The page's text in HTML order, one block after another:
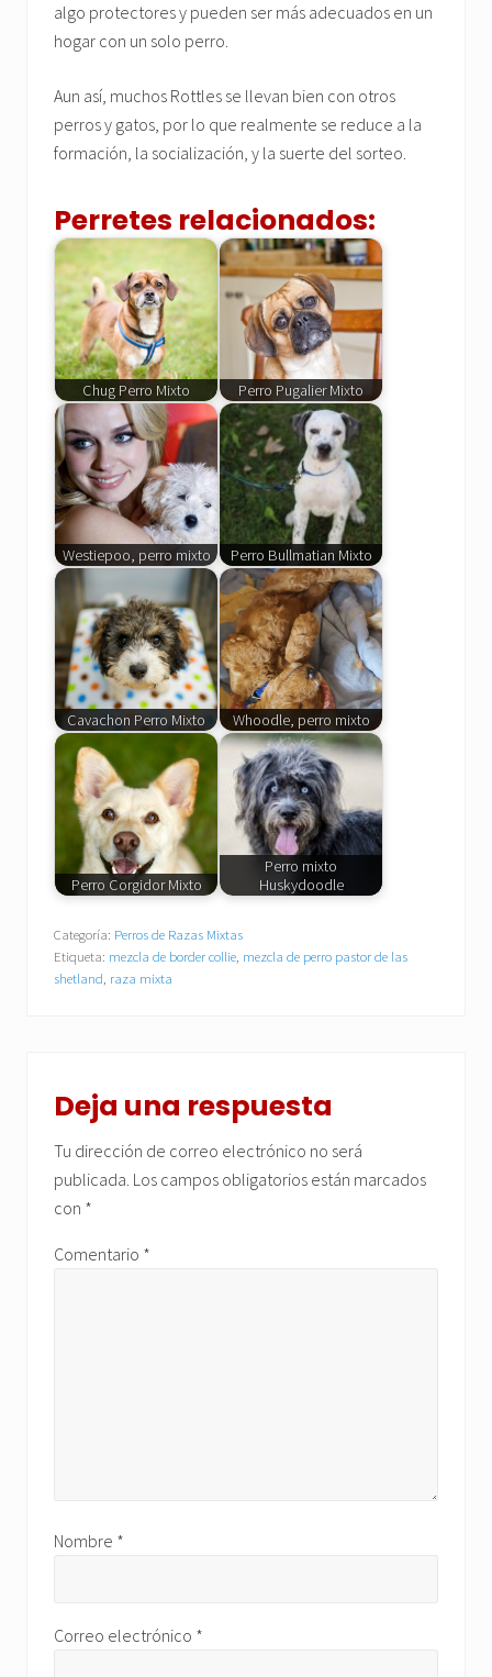
algo protectores y pueden ser más adecuados en un
hogar con un solo perro.
Aun así, muchos Rottles se llevan bien con otros
perros y gatos, por lo que realmente se reduce a la
formación, la socialización, y la suerte del sorteo.
Perretes relacionados:
Chug Perro Mixto Perro Pugalier Mixto
Westiepoo, perro mixto Perro Bullmatian Mixto
Cavachon Perro Mixto Whoodle, perro mixto
Perro Corgidor Mixto
Perro mixto
Huskydoodle
Categoría: Perros de Razas Mixtas
Etiqueta: mezcla de border collie, mezcla de perro pastor de las
shetland, raza mixta
con
los
lectores
Deja una respuesta
Tu dirección de correo electrónico no será
publicada. Los campos obligatorios están marcados
con *
Comentario *
Nombre *
Correo electrónico *